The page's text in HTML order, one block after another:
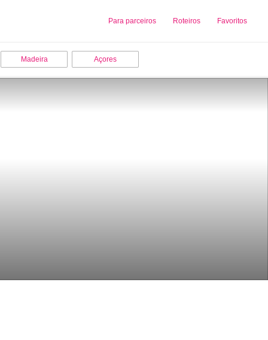
Para parceiros Roteiros Favoritos
Sobre nós Adicionar uma Empresa
Madeira Açores